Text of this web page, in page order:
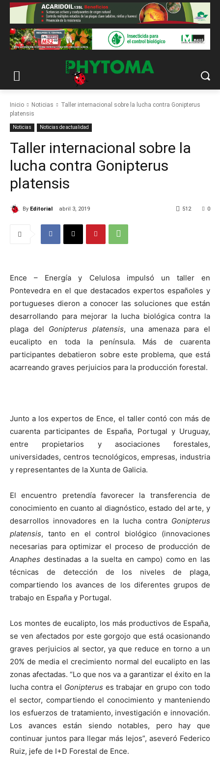
Inicio Noticias
Taller internacional sobre la lucha contra Gonipterus
platensis
Noticias Noticias de actualidad
Taller internacional sobre la
lucha contra Gonipterus
platensis
By Editorial abril 3, 2019 0
512
Ence – Energía y Celulosa impulsó un taller en
Pontevedra en el que destacados expertos españoles y
portugueses dieron a conocer las soluciones que están
desarrollando para mejorar la lucha biológica contra la
plaga del Gonipterus platensis, una amenaza para el
eucalipto en toda la península. Más de cuarenta
participantes debatieron sobre este problema, que está
acarreando graves perjuicios para la producción forestal.
Junto a los expertos de Ence, el taller contó con más de
cuarenta participantes de España, Portugal y Uruguay,
entre propietarios y asociaciones forestales,
universidades, centros tecnológicos, empresas, industria
y representantes de la Xunta de Galicia.
El encuentro pretendía favorecer la transferencia de
conocimiento en cuanto al diagnóstico, estado del arte, y
desarrollos innovadores en la lucha contra Gonipterus
platensis, tanto en el control biológico (innovaciones
necesarias para optimizar el proceso de producción de
Anaphes destinadas a la suelta en campo) como en las
técnicas de detección de los niveles de plaga,
compartiendo los avances de los diferentes grupos de
trabajo en España y Portugal.
Los montes de eucalipto, los más productivos de España,
se ven afectados por este gorgojo que está ocasionando
graves perjuicios al sector, ya que reduce en torno a un
20% de media el crecimiento normal del eucalipto en las
zonas afectadas. “Lo que nos va a garantizar el éxito en la
lucha contra el Gonipterus es trabajar en grupo con todo
el sector, compartiendo el conocimiento y manteniendo
los esfuerzos de tratamiento, investigación e innovación.
Los avances están siendo notables, pero hay que
continuar juntos para llegar más lejos”, aseveró Federico
Ruiz, jefe de I+D Forestal de Ence.